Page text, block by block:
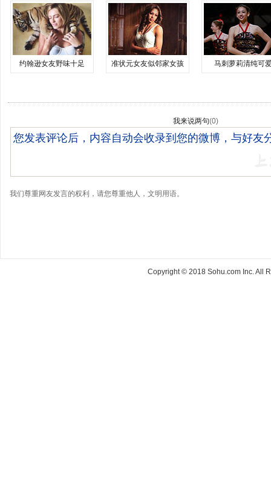
约翰逊女友野味十足 准状元女友似邻家女孩 马刺萝莉清纯可
我来说两句(0)
我们尊重网友发言的权利，请您尊重他人，文明用语。
Copyright © 2018 Sohu.com Inc. All